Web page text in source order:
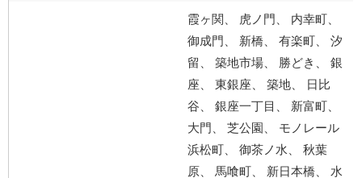
霞ヶ関、 虎ノ門、 内幸町、
御成門、 新橋、 有楽町、 汐
留、 築地市場、 勝どき、 銀
座、 東銀座、 築地、 日比
谷、 銀座一丁目、 新富町、
大門、 芝公園、 モノレール
浜松町、 御茶ノ水、 秋葉
原、 馬喰町、 新日本橋、 水